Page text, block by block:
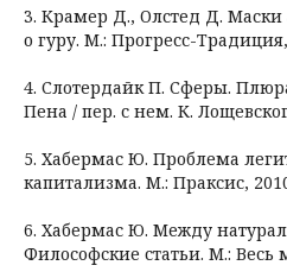
3. Крамер Д., Олстед Д. Маски
о гуру. М.: Прогресс-
4. Слотердайк П. Сферы.
Пена / пер. с нем. К.
5. Хабермас Ю. Проблема
капитализма. М.: Праксис,
6. Хабермас Ю. Между
Философские статьи. М.: Весь